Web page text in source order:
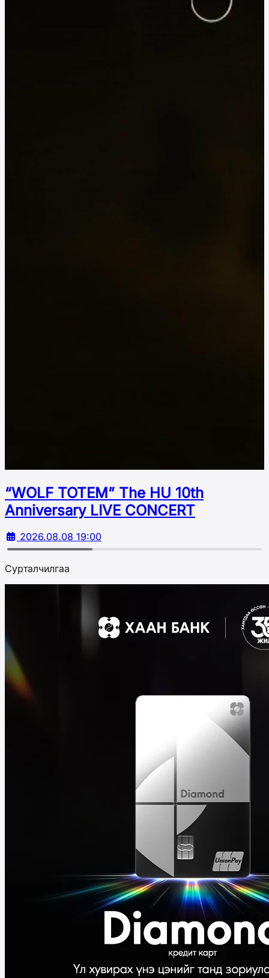
“WOLF TOTEM” The HU 10th
Аnniversary LIVE CONCERT
2026.08.08 19:00
Сурталчилгаа